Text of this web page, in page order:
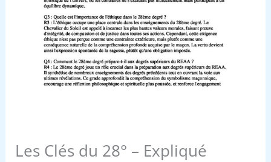
Les Clés du 28° – Expliqué